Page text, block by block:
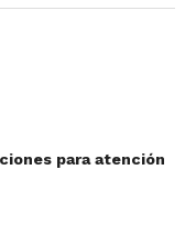
para atención